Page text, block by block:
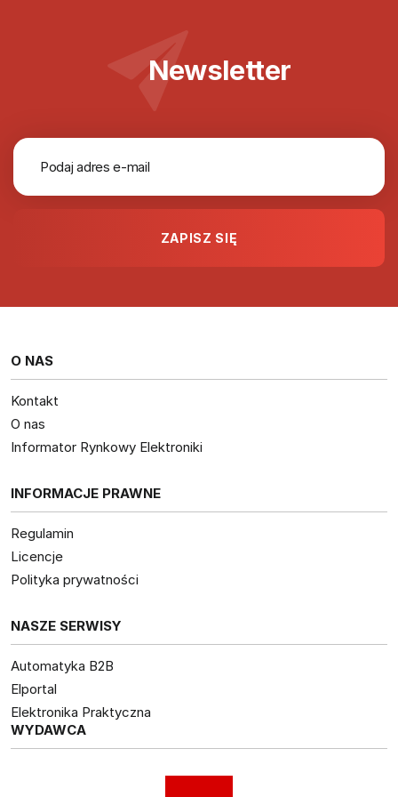
Newsletter
O NAS
Kontakt
O nas
Informator Rynkowy Elektroniki
INFORMACJE PRAWNE
Regulamin
Licencje
Polityka prywatności
NASZE SERWISY
Automatyka B2B
Elportal
Elektronika Praktyczna
WYDAWCA